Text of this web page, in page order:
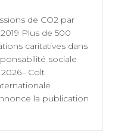
de CO2 par
Plus de 500
caritatives dans
sociale
Colt
la publication